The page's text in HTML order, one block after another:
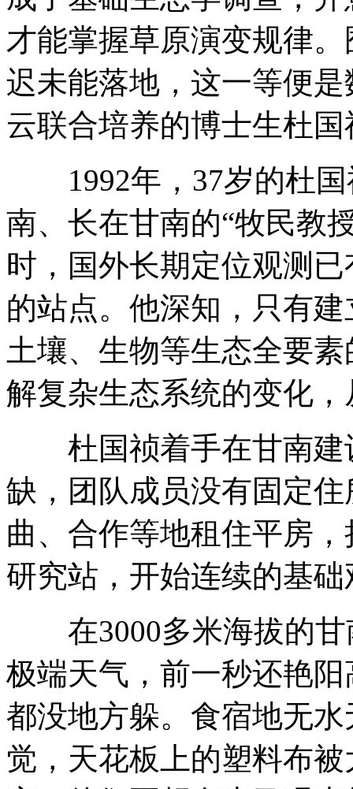
才能掌握草原演变规律
迟未能落地，这一等便
云联合培养的博士生杜国
1992年，37岁的杜国
南、长在甘南的“牧民教
时，国外长期定位观测
的站点。他深知，只有
土壤、生物等生态全要
解复杂生态系统的变化
杜国祯着手在甘南建
缺，团队成员没有固定
曲、合作等地租住平房
研究站，开始连续的基
在3000多米海拔的甘
极端天气，前一秒还艳
都没地方躲。食宿地无
觉，天花板上的塑料布